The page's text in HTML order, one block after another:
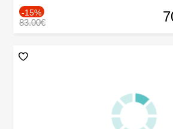
-15%
83.00€